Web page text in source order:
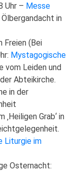
Uhr – Messe
in
Freien (Bei
Mystagogische
vom Leiden und
Abteikirche.
in der
Grab‘ in
Liturgie im
Osternacht: